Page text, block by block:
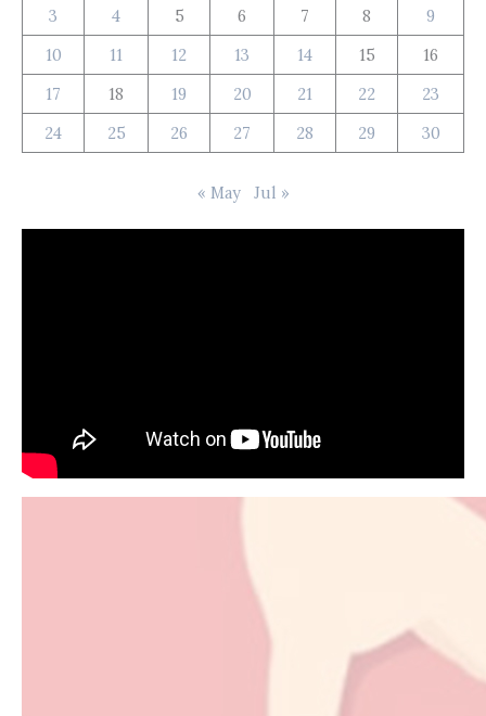
3 4 5 6 7 8
9
10
11 12 13 14 15
16
17
18 19 20 21 22
23
24
25 26 27 28 29 30
« May Jul »